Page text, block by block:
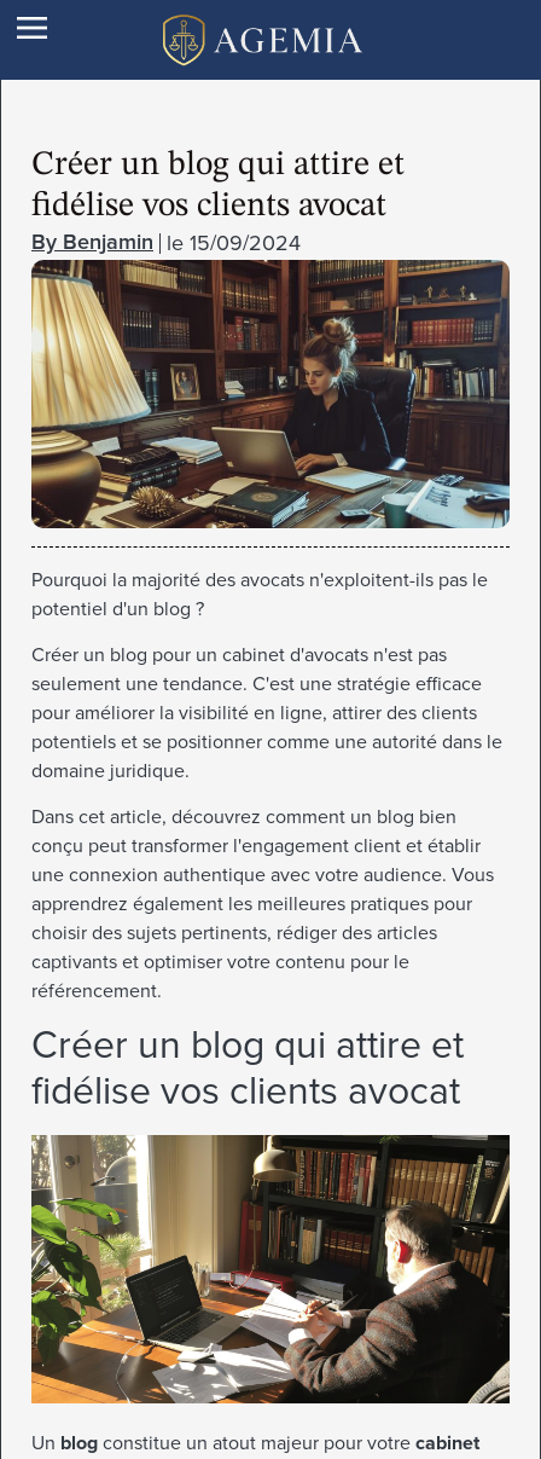
Créer un blog qui attire et
fidélise vos clients avocat
Benjamin le 15/09/2024
Pourquoi la majorité des avocats n'exploitent-ils pas le
potentiel d'un blog ?
Créer un blog pour un cabinet d'avocats n'est pas
seulement une tendance. C'est une stratégie efficace
pour améliorer la visibilité en ligne, attirer des clients
potentiels et se positionner comme une autorité dans le
domaine juridique.
Dans cet article, découvrez comment un blog bien
conçu peut transformer l'engagement client et établir
une connexion authentique avec votre audience. Vous
apprendrez également les meilleures pratiques pour
choisir des sujets pertinents, rédiger des articles
captivants et optimiser votre contenu pour le
référencement.
Créer un blog qui attire et
fidélise vos clients avocat
Un blog constitue un atout majeur pour votre cabinet